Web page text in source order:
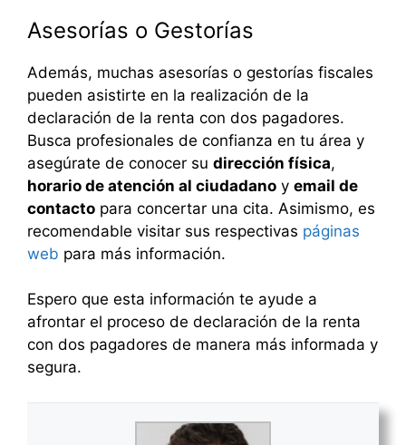
Asesorías o Gestorías
Además, muchas asesorías o gestorías fiscales
pueden asistirte en la realización de la
declaración de la renta con dos pagadores.
Busca profesionales de confianza en tu área y
asegúrate de conocer su dirección física,
horario de atención al ciudadano y email de
contacto para concertar una cita. Asimismo, es
recomendable visitar sus respectivas páginas
web para más información.
Espero que esta información te ayude a
afrontar el proceso de declaración de la renta
con dos pagadores de manera más informada y
segura.